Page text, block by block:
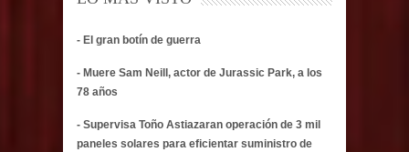
- El gran botín de guerra
- Muere Sam Neill, actor de Jurassic Park, a los
78 años
- Supervisa Toño Astiazaran operación de 3 mil
paneles solares para eficientar suministro de